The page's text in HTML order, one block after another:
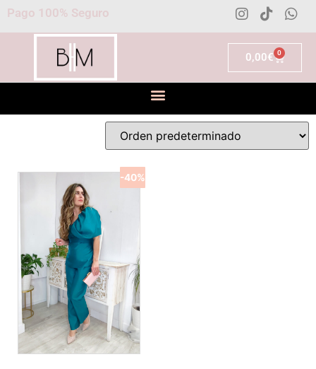
Pago 100% Seguro
0,00€ 0
-40%